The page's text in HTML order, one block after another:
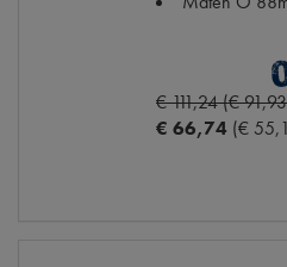
€ 111,24 (€
€ 66,74 (€